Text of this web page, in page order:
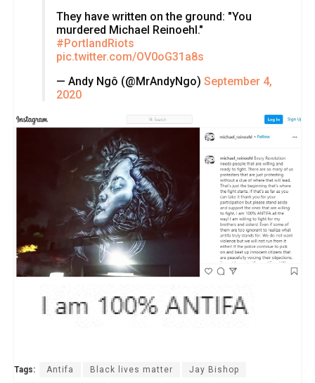
They have written on the ground: "You
murdered Michael Reinoehl."
#PortlandRiots
pic.twitter.com/OV0oG31a8s
— Andy Ngô (@MrAndyNgo) September 4,
2020
Tags: Antifa Black lives matter Jay Bishop